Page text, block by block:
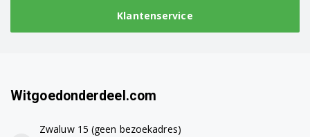
Klantenservice
Witgoedonderdeel.com
Zwaluw 15 (geen bezoekadres)